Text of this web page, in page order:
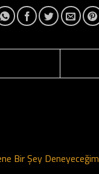
Bir Şey Deneyeceğim